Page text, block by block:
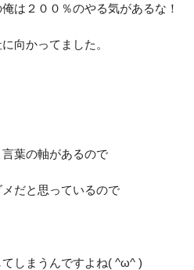
は２００％のやる気があるな！
向かってました。
葉の軸があるので
だと思っているので
しまうんですよね( ^ω^ )